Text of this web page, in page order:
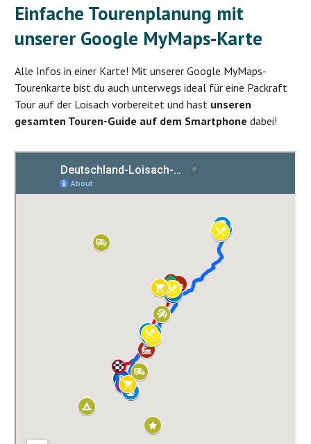
Einfache Tourenplanung mit
unserer Google MyMaps-Karte
Alle Infos in einer Karte! Mit unserer Google MyMaps-
Tourenkarte bist du auch unterwegs ideal für eine Packraft
Tour auf der Loisach vorbereitet und hast unseren
gesamten Touren-Guide auf dem Smartphone dabei!